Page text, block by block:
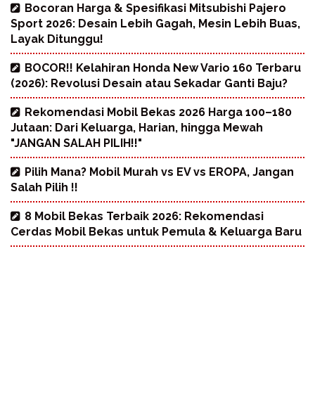
Bocoran Harga & Spesifikasi Mitsubishi Pajero
Sport 2026: Desain Lebih Gagah, Mesin Lebih Buas,
Layak Ditunggu!
BOCOR!! Kelahiran Honda New Vario 160 Terbaru
(2026): Revolusi Desain atau Sekadar Ganti Baju?
Rekomendasi Mobil Bekas 2026 Harga 100–180
Jutaan: Dari Keluarga, Harian, hingga Mewah
"JANGAN SALAH PILIH!!"
Pilih Mana? Mobil Murah vs EV vs EROPA, Jangan
Salah Pilih !!
8 Mobil Bekas Terbaik 2026: Rekomendasi
Cerdas Mobil Bekas untuk Pemula & Keluarga Baru